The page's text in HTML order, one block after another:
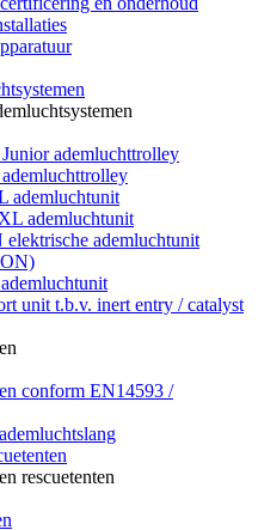
ademluchttrolley
ademluchtunit
ademluchtunit
unit t.b.v. inert entry / catalyst
conform EN14593 /
rescuetenten